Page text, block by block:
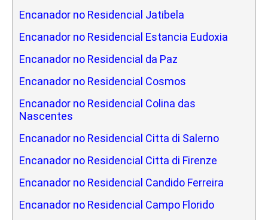
Encanador no Residencial Jatibela
Encanador no Residencial Estancia Eudoxia
Encanador no Residencial da Paz
Encanador no Residencial Cosmos
Encanador no Residencial Colina das
Nascentes
Encanador no Residencial Citta di Salerno
Encanador no Residencial Citta di Firenze
Encanador no Residencial Candido Ferreira
Encanador no Residencial Campo Florido